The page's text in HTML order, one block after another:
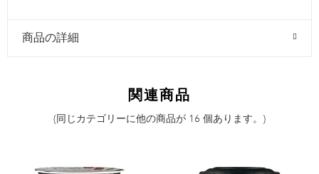
商品の詳細
関連商品
(同じカテゴリーに他の商品が 16 個あります。)